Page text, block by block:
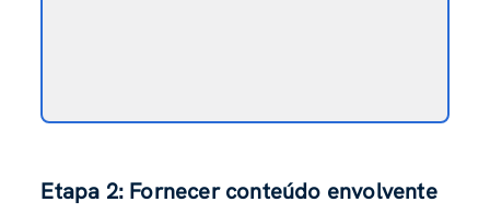
Etapa 2: Fornecer conteúdo envolvente